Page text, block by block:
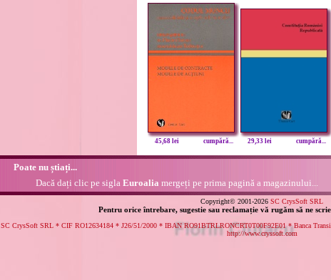
45,68 lei cumpără... 29,33 lei cumpără...
Poate nu știați...
Dacă dați clic pe sigla Euroalia mergeți pe prima pagină a magazinului...
Copyright© 2001-2026 SC CrysSoft SRL
Pentru orice întrebare, sugestie sau reclamație vă rugăm să ne
SC CrysSoft SRL * CIF RO12634184 * J26/51/2000 * IBAN RO91BTRLRONCRT0T00F92E01 * Banca
http://www.cryssoft.com